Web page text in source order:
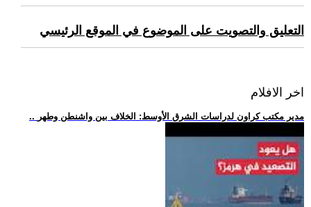
التعليق والتصويت على الموضوع في الموقع الرئيسي
اخر الافلام
.. مدير مكتب كراون لدراسات الشرق الأوسط: الخلاف بين واشنطن وطهر